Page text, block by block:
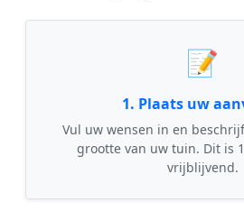
📝
1. Plaats uw
Vul uw wensen in en
grootte van uw tuin. Dit is
vrijblijvend.